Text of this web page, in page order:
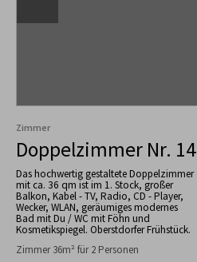
Zimmer
Doppelzimmer Nr. 14
Das hochwertig gestaltete Doppelzimmer
mit ca. 36 qm ist im 1. Stock, großer
Balkon, Kabel - TV, Radio, CD - Player,
Wecker, WLAN, geräumiges modernes
Bad mit Du / WC mit Föhn und
Kosmetikspiegel. Oberstdorfer Frühstück.
Zimmer 36m² für 2 Personen